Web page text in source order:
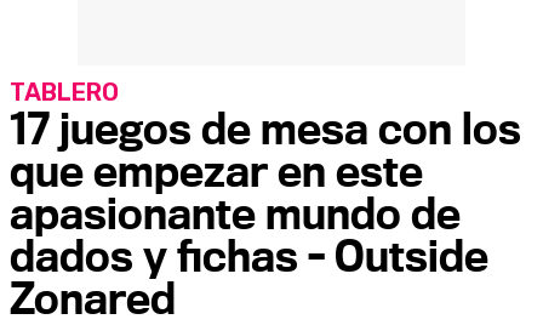
17 juegos de mesa con los
que empezar en este
apasionante mundo de
dados y fichas - Outside
Zonared
TABLERO